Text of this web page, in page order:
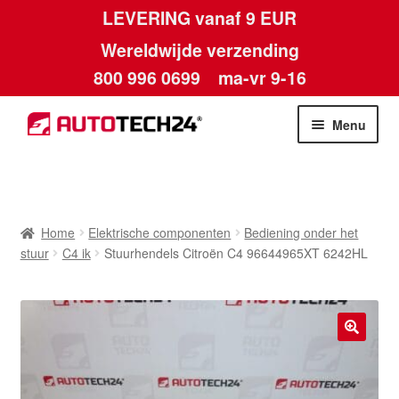
LEVERING vanaf 9 EUR
Wereldwijde verzending
800 996 0699 ma-vr 9-16
Ga
door
Ga
naar
Menu
Home Elektrische componenten
Bediening onder het
stuur
C4 ik Stuurhendels Citroën C4 96644965XT 6242HL